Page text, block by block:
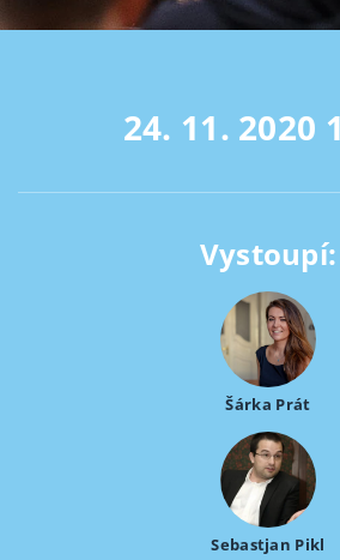
24. 11. 2020
Vystoupí:
Šárka Prát
Sebastjan Pikl